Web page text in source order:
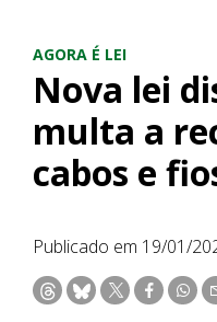
Nova lei
AGORA É LEI
Nova lei
multa a
cabos e
Publicado em 19/01/